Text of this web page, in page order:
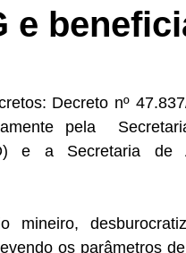
e
Decreto nº
pela
e a Secretaria de
mineiro,
os parâmetros